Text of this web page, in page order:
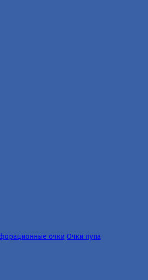
очки Очки лупа